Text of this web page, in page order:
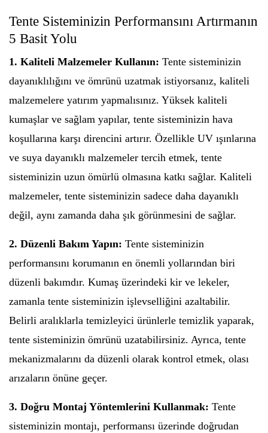
Tente Sisteminizin Performansını Artırmanın
5 Basit Yolu
1. Kaliteli Malzemeler Kullanın: Tente sisteminizin
dayanıklılığını ve ömrünü uzatmak istiyorsanız, kaliteli
malzemelere yatırım yapmalısınız. Yüksek kaliteli
kumaşlar ve sağlam yapılar, tente sisteminizin hava
koşullarına karşı direncini artırır. Özellikle UV ışınlarına
ve suya dayanıklı malzemeler tercih etmek, tente
sisteminizin uzun ömürlü olmasına katkı sağlar. Kaliteli
malzemeler, tente sisteminizin sadece daha dayanıklı
değil, aynı zamanda daha şık görünmesini de sağlar.
2. Düzenli Bakım Yapın: Tente sisteminizin
performansını korumanın en önemli yollarından biri
düzenli bakımdır. Kumaş üzerindeki kir ve lekeler,
zamanla tente sisteminizin işlevselliğini azaltabilir.
Belirli aralıklarla temizleyici ürünlerle temizlik yaparak,
tente sisteminizin ömrünü uzatabilirsiniz. Ayrıca, tente
mekanizmalarını da düzenli olarak kontrol etmek, olası
arızaların önüne geçer.
3. Doğru Montaj Yöntemlerini Kullanmak: Tente
sisteminizin montajı, performansı üzerinde doğrudan